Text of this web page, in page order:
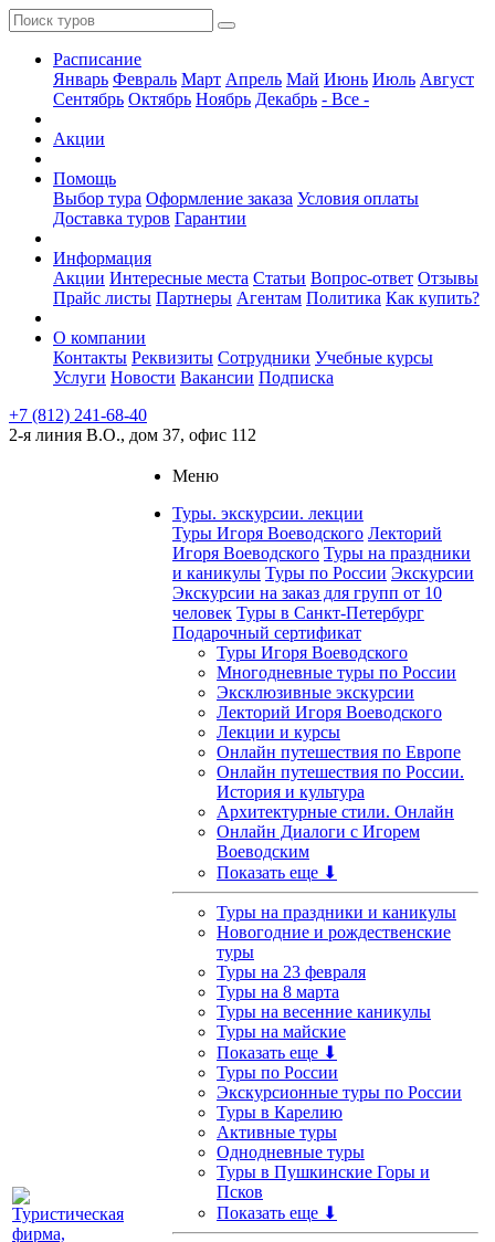
Расписание
Январь Февраль Март Апрель Май Июнь Июль Август
Сентябрь Октябрь Ноябрь Декабрь - Все -
Акции
Помощь
Выбор тура Оформление заказа Условия оплаты
Доставка туров Гарантии
Информация
Акции Интересные места Статьи Вопрос-ответ Отзывы
Прайс листы Партнеры Агентам Политика Как купить?
О компании
Контакты Реквизиты Сотрудники Учебные курсы
Услуги Новости Вакансии Подписка
+7 (812) 241-68-40
2-я линия В.О., дом 37, офис 112
Меню
Туры. экскурсии. лекции
Туры Игоря Воеводского Лекторий
Игоря Воеводского Туры на праздники
и каникулы Туры по России Экскурсии
Экскурсии на заказ для групп от 10
человек Туры в Санкт-Петербург
Подарочный сертификат
Туры Игоря Воеводского
Многодневные туры по России
Эксклюзивные экскурсии
Лекторий Игоря Воеводского
Лекции и курсы
Онлайн путешествия по Европе
Онлайн путешествия по России.
История и культура
Архитектурные стили. Онлайн
Онлайн Диалоги с Игорем
Воеводским
Показать еще ⬇
Туры на праздники и каникулы
Новогодние и рождественские
туры
Туры на 23 февраля
Туры на 8 марта
Туры на весенние каникулы
Туры на майские
Показать еще ⬇
Туры по России
Экскурсионные туры по России
Туры в Карелию
Активные туры
Однодневные туры
Туры в Пушкинские Горы и
Псков
Показать еще ⬇